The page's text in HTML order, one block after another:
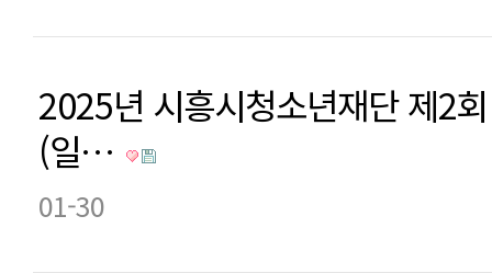
2025년 시흥시청소년재단 제2
(일…
01-30